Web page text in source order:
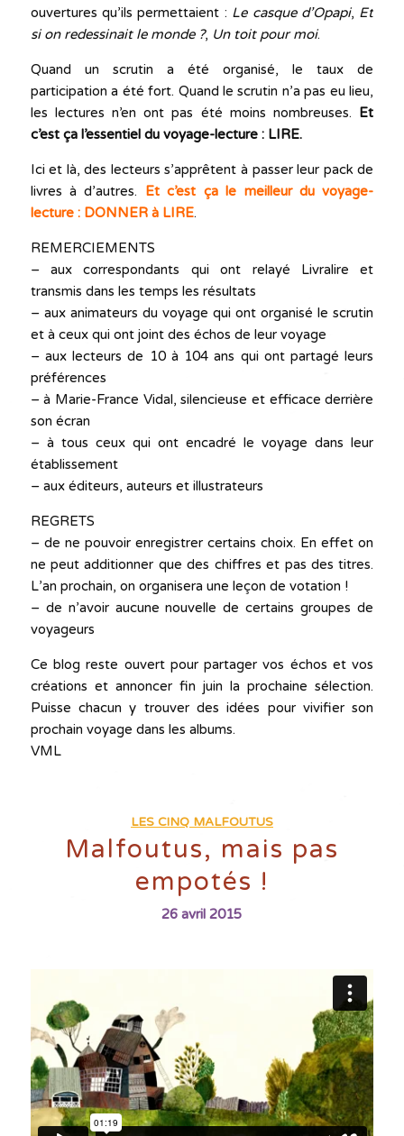
ouvertures qu’ils permettaient : Le casque d’Opapi, Et
si on redessinait le monde ?, Un toit pour moi.
Quand un scrutin a été organisé, le taux de
participation a été fort. Quand le scrutin n’a pas eu lieu,
les lectures n’en ont pas été moins nombreuses. Et
c’est ça l’essentiel du voyage-lecture : LIRE.
Ici et là, des lecteurs s’apprêtent à passer leur pack de
livres à d’autres. Et c’est ça le meilleur du voyage-
lecture : DONNER à LIRE.
REMERCIEMENTS
– aux correspondants qui ont relayé Livralire et
transmis dans les temps les résultats
– aux animateurs du voyage qui ont organisé le scrutin
et à ceux qui ont joint des échos de leur voyage
– aux lecteurs de 10 à 104 ans qui ont partagé leurs
préférences
– à Marie-France Vidal, silencieuse et efficace derrière
son écran
– à tous ceux qui ont encadré le voyage dans leur
établissement
– aux éditeurs, auteurs et illustrateurs
REGRETS
– de ne pouvoir enregistrer certains choix. En effet on
ne peut additionner que des chiffres et pas des titres.
L’an prochain, on organisera une leçon de votation !
– de n’avoir aucune nouvelle de certains groupes de
voyageurs
Ce blog reste ouvert pour partager vos échos et vos
créations et annoncer fin juin la prochaine sélection.
Puisse chacun y trouver des idées pour vivifier son
prochain voyage dans les albums.
VML
LES CINQ MALFOUTUS
Malfoutus, mais pas
empotés !
26 avril 2015